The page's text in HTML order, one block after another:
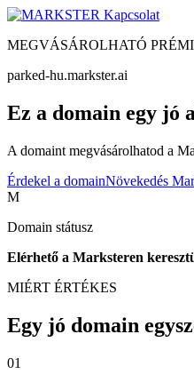
Kapcsolat
MEGVÁSÁROLHATÓ
parked-hu.markster.ai
Ez a domain egy jó
A domaint megvásárolhatod a
Érdekel a domainNövekedés
M
Domain státusz
Elérhető a Marksteren
MIÉRT ÉRTÉKES
Egy jó domain
01